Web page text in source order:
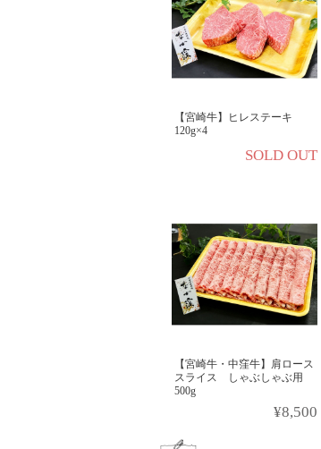
【宮崎牛】ヒレステーキ
120g×4
SOLD OUT
【宮崎牛・中窪牛】肩ロース
スライス しゃぶしゃぶ用
500g
¥8,500